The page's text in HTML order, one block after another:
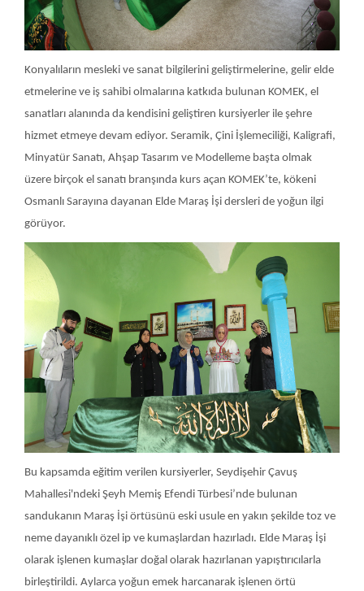
Konyalıların mesleki ve sanat bilgilerini geliştirmelerine, gelir elde
etmelerine ve iş sahibi olmalarına katkıda bulunan KOMEK, el
sanatları alanında da kendisini geliştiren kursiyerler ile şehre
hizmet etmeye devam ediyor. Seramik, Çini İşlemeciliği, Kaligrafi,
Minyatür Sanatı, Ahşap Tasarım ve Modelleme başta olmak
üzere birçok el sanatı branşında kurs açan KOMEK’te, kökeni
Osmanlı Sarayına dayanan Elde Maraş İşi dersleri de yoğun ilgi
görüyor.
Bu kapsamda eğitim verilen kursiyerler, Seydişehir Çavuş
Mahallesi'ndeki Şeyh Memiş Efendi Türbesi’nde bulunan
sandukanın Maraş İşi örtüsünü eski usule en yakın şekilde toz ve
neme dayanıklı özel ip ve kumaşlardan hazırladı. Elde Maraş İşi
olarak işlenen kumaşlar doğal olarak hazırlanan yapıştırıcılarla
birleştirildi. Aylarca yoğun emek harcanarak işlenen örtü